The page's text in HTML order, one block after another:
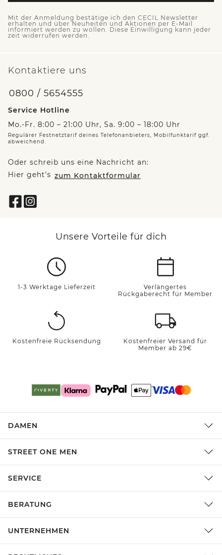
Mit der Anmeldung bestätige ich den CECIL Newsletter
erhalten und über Neuheiten und Aktionen per E-Mail
informiert werden zu wollen. Diese Einwilligung kann jeder
zeit widerrufen werden.
Kontaktiere uns
0800 / 5654555
Service Hotline
Mo.-Fr. 8:00 – 21:00 Uhr, Sa. 9:00 – 18:00 Uhr
Regulärer Festnetztarif deines Telefonanbieters, Mobilfunktarif ggf.
abweichend.
Oder schreib uns eine Nachricht an:
Hier geht’s zum Kontaktformular
Unsere Vorteile für dich
1-3 Werktage Lieferzeit
Verlängertes
Rückgaberecht für Member
Kostenfreie Rücksendung
Kostenfreier Versand für
Member ab 29€
DAMEN
STREET ONE MEN
SERVICE
BERATUNG
UNTERNEHMEN